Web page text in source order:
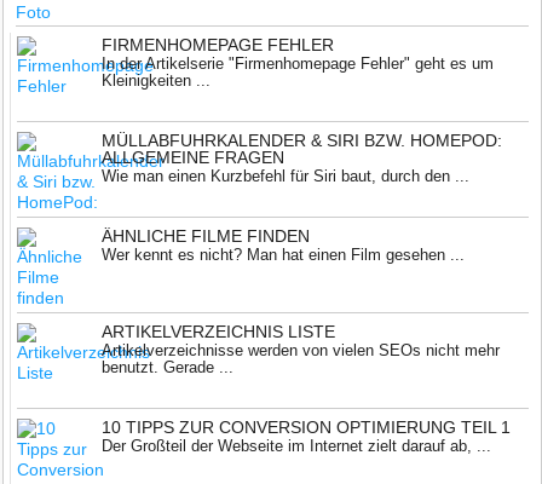
FIRMENHOMEPAGE FEHLER
In der Artikelserie "Firmenhomepage Fehler" geht es um
Kleinigkeiten ...
MÜLLABFUHRKALENDER & SIRI BZW. HOMEPOD:
ALLGEMEINE FRAGEN
Wie man einen Kurzbefehl für Siri baut, durch den ...
ÄHNLICHE FILME FINDEN
Wer kennt es nicht? Man hat einen Film gesehen ...
ARTIKELVERZEICHNIS LISTE
Artikelverzeichnisse werden von vielen SEOs nicht mehr
benutzt. Gerade ...
10 TIPPS ZUR CONVERSION OPTIMIERUNG TEIL 1
Der Großteil der Webseite im Internet zielt darauf ab, ...